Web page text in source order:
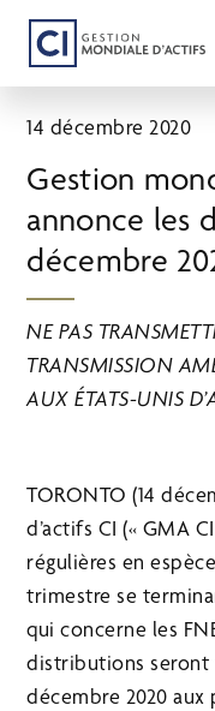
Passer
contenu
principal
14 décembre 2020
Gestion
annonce les
décembre
NE PAS
TRANSMISSION
AUX ÉTATS-UNIS
TORONTO (14
d’actifs CI (« GMA
régulières en
trimestre se
qui concerne les
distributions seront
décembre 2020